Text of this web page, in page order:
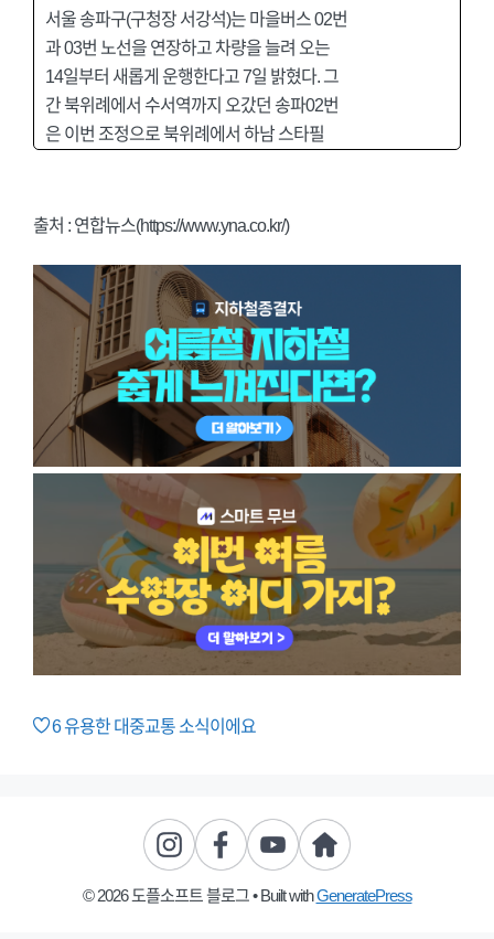
서울 송파구(구청장 서강석)는 마을버스 02번
과 03번 노선을 연장하고 차량을 늘려 오는
14일부터 새롭게 운행한다고 7일 밝혔다. 그
간 북위례에서 수서역까지 오갔던 송파02번
은 이번 조정으로 북위례에서 하남 스타필
출처 : 연합뉴스(https://www.yna.co.kr/)
6유용한 대중교통 소식이에요
© 2026 도플소프트 블로그• Built withGeneratePress